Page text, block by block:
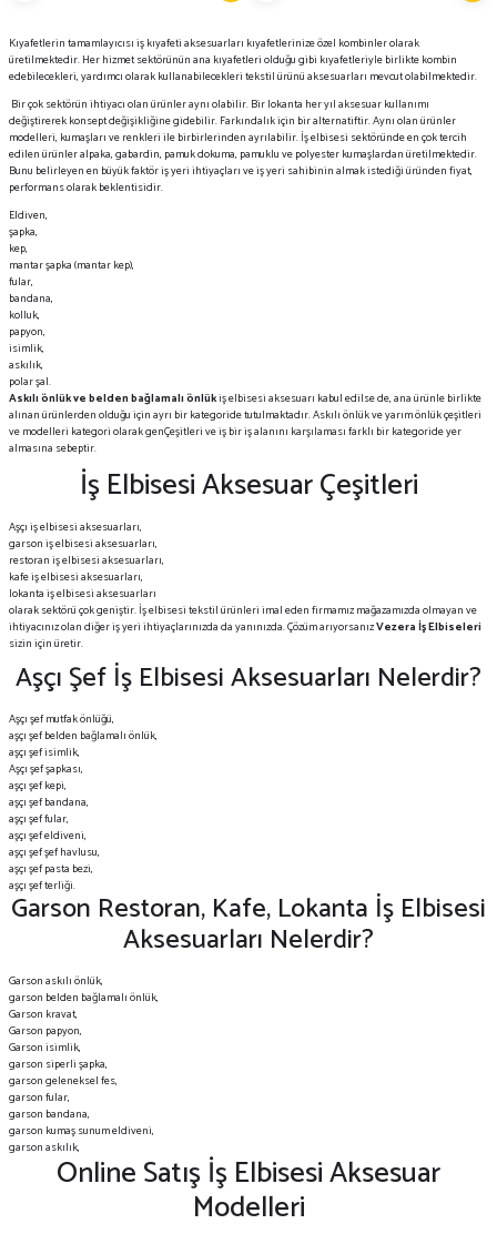
Kıyafetlerin tamamlayıcısı iş kıyafeti aksesuarları kıyafetlerinize özel kombinler olarak
üretilmektedir. Her hizmet sektörünün ana kıyafetleri olduğu gibi kıyafetleriyle birlikte kombin
edebilecekleri, yardımcı olarak kullanabilecekleri tekstil ürünü aksesuarları mevcut olabilmektedir.
Bir çok sektörün ihtiyacı olan ürünler aynı olabilir. Bir lokanta her yıl aksesuar kullanımı
değiştirerek konsept değişikliğine gidebilir. Farkındalık için bir alternatiftir. Aynı olan ürünler
modelleri, kumaşları ve renkleri ile birbirlerinden ayrılabilir. İş elbisesi sektöründe en çok tercih
edilen ürünler alpaka, gabardin, pamuk dokuma, pamuklu ve polyester kumaşlardan üretilmektedir.
Bunu belirleyen en büyük faktör iş yeri ihtiyaçları ve iş yeri sahibinin almak istediği üründen fiyat,
performans olarak beklentisidir.
Eldiven,
şapka,
kep,
mantar şapka (mantar kep),
fular,
bandana,
kolluk,
papyon,
isimlik,
askılık,
polar şal.
Askılı önlük ve belden bağlamalı önlükiş elbisesi aksesuarı kabul edilse de, ana ürünle birlikte
alınan ürünlerden olduğu için ayrı bir kategoride tutulmaktadır.Askılı önlük ve yarım önlük çeşitleri
ve modelleri kategori olarak genÇeşitleri ve iş bir iş alanını karşılaması farklı bir kategoride yer
almasına sebeptir.
İş Elbisesi Aksesuar Çeşitleri
Aşçı iş elbisesi aksesuarları,
garson iş elbisesi aksesuarları,
restoran iş elbisesi aksesuarları,
kafe iş elbisesi aksesuarları,
lokanta iş elbisesi aksesuarları
olarak sektörü çok geniştir. İş elbisesi tekstil ürünleri imal eden firmamız mağazamızda olmayan ve
ihtiyacınız olan diğer iş yeri ihtiyaçlarınızda da yanınızda. Çözüm arıyorsanızVezera İş Elbiseleri
sizin için üretir.
Aşçı Şef İş Elbisesi Aksesuarları Nelerdir?
Aşçı şef mutfak önlüğü,
aşçı şef belden bağlamalı önlük,
aşçı şef isimlik,
Aşçı şef şapkası,
aşçı şef kepi,
aşçı şef bandana,
aşçı şef fular,
aşçı şef eldiveni,
aşçı şef şef havlusu,
aşçı şef pasta bezi,
aşçı şef terliği.
Garson Restoran, Kafe, Lokanta İş Elbisesi
Aksesuarları Nelerdir?
Garson askılı önlük,
garson belden bağlamalı önlük,
Garson kravat,
Garson papyon,
Garson isimlik,
garson siperli şapka,
garson geleneksel fes,
garson fular,
garson bandana,
garson kumaş sunum eldiveni,
garson askılık,
Online Satış İş Elbisesi Aksesuar
Modelleri